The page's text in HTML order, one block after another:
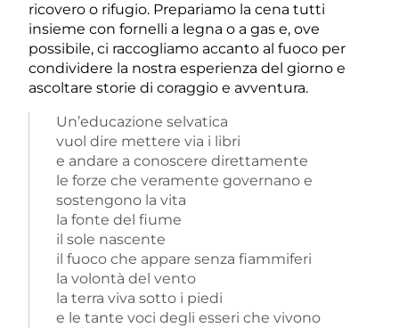
ricovero o rifugio. Prepariamo la cena tutti
insieme con fornelli a legna o a gas e, ove
possibile, ci raccogliamo accanto al fuoco per
condividere la nostra esperienza del giorno e
ascoltare storie di coraggio e avventura.
Un’educazione selvatica
vuol dire mettere via i libri
e andare a conoscere direttamente
le forze che veramente governano e
sostengono la vita
la fonte del fiume
il sole nascente
il fuoco che appare senza fiammiferi
la volontà del vento
la terra viva sotto i piedi
e le tante voci degli esseri che vivono